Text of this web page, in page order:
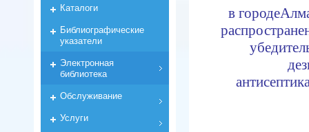
в городе
Каталоги
Библиографические
указатели
Электронная
библиотека
Обслуживание
Услуги